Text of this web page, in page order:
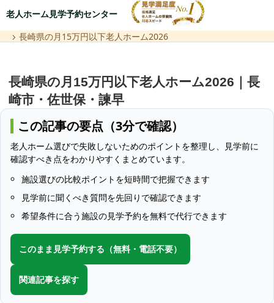
老人ホーム見学予約センター
長崎県の月15万円以下老人ホーム2026
長崎県の月15万円以下老人ホーム2026｜長
崎市・佐世保・諫早
この記事の要点（3分で確認）
老人ホーム選びで失敗しないためのポイントを整理し、見学前に
確認すべき点をわかりやすくまとめています。
施設選びの比較ポイントを短時間で把握できます
見学前に聞くべき質問を先回りで確認できます
希望条件に合う施設の見学予約を無料で代行できます
このまま見学予約する（無料・電話不要）
関連記事を探す